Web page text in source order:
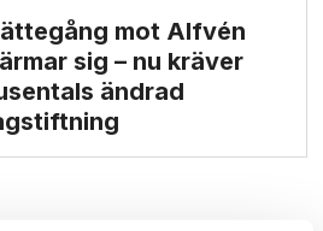
mot Alfvén
sig – nu kräver
ändrad